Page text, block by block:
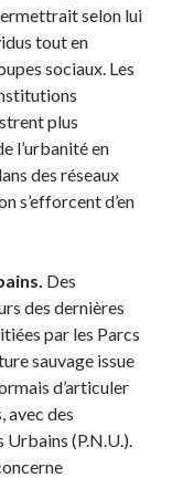
selon lui
tout en
sociaux. Les
plus
l’urbanité en
des réseaux
s’efforcent d’en
Des
des dernières
par les Parcs
sauvage issue
d’articuler
avec des
(P.N.U.).